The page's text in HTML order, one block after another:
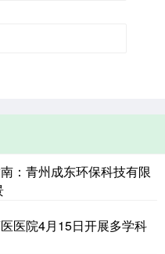
：青州成东环保科技有限
医院4月15日开展多学科